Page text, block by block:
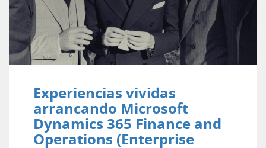
Experiencias vividas
arrancando Microsoft
Dynamics 365 Finance and
Operations (Enterprise